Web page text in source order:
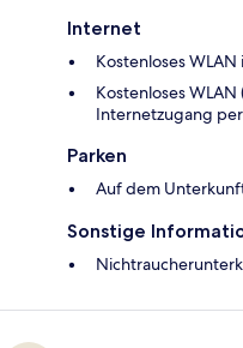
Internet
Kostenloses
Kostenloses
Internetzugang
Parken
Auf dem
Sonstige